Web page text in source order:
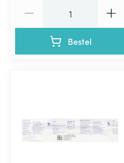
Bestel